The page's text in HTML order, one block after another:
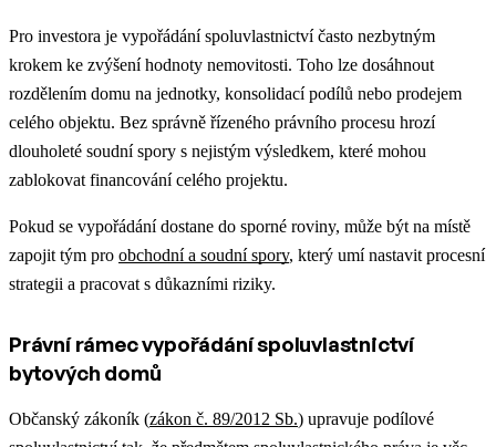
Pro investora je vypořádání spoluvlastnictví často nezbytným
krokem ke zvýšení hodnoty nemovitosti. Toho lze dosáhnout
rozdělením domu na jednotky, konsolidací podílů nebo prodejem
celého objektu. Bez správně řízeného právního procesu hrozí
dlouholeté soudní spory s nejistým výsledkem, které mohou
zablokovat financování celého projektu.
Pokud se vypořádání dostane do sporné roviny, může být na místě
zapojit tým pro obchodní a soudní spory, který umí nastavit procesní
strategii a pracovat s důkazními riziky.
Právní rámec vypořádání spoluvlastnictví
bytových domů
Občanský zákoník (zákon č. 89/2012 Sb.) upravuje podílové